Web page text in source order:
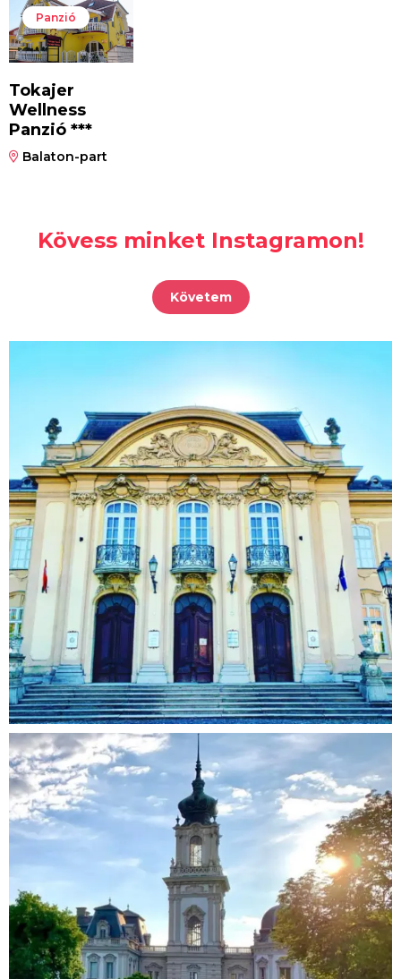
Panzió
Tokajer
Wellness
Panzió ***
Balaton-part
Kövess minket Instagramon!
Követem